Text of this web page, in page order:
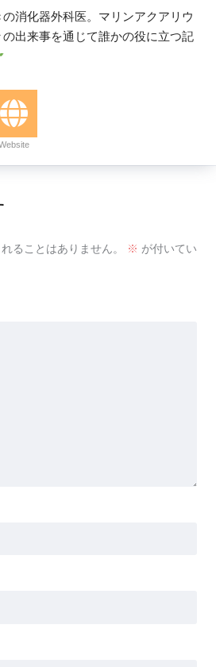
消化器外科医。マリンアクアリウ
出来事を通じて誰かの役に立つ記
ることはありません。 ※ が付いてい